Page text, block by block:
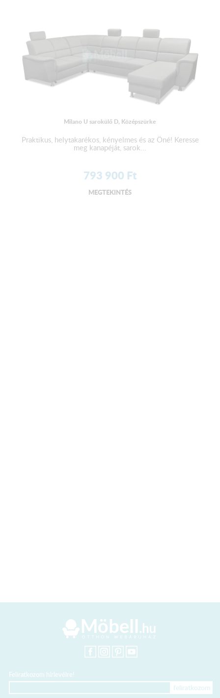
Milano U sarokülő D, Középszürke
Praktikus, helytakarékos, kényelmes és az Öné! Keresse
meg kanapéját, sarok...
793 900 Ft
MEGTEKINTÉS
Feliratkozom hírlevélre!